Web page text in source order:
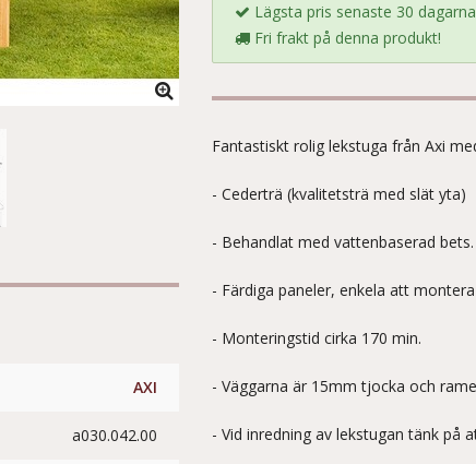
AXI
a030.042.00
Lägsta pris senaste 30
Fri frakt på denna produkt!
Fantastiskt rolig lekstuga från Axi
- Cederträ (kvalitetsträ med slät yta)
- Behandlat med vattenbaserad bets.
- Färdiga paneler, enkela att
- Monteringstid cirka 170 min.
- Väggarna är 15mm tjocka och
- Vid inredning av lekstugan tänk på